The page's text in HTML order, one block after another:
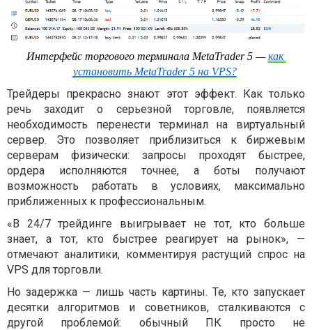
Интерфейс торгового терминала MetaTrader 5 — как
установить MetaTrader 5 на VPS?
Трейдеры прекрасно знают этот эффект. Как только
речь заходит о серьезной торговле, появляется
необходимость перенести терминал на виртуальный
сервер. Это позволяет приблизиться к биржевым
серверам физически: запросы проходят быстрее,
ордера исполняются точнее, а боты получают
возможность работать в условиях, максимально
приближенных к профессиональным.
«В 24/7 трейдинге выигрывает не тот, кто больше
знает, а тот, кто быстрее реагирует на рынок», —
отмечают аналитики, комментируя растущий спрос на
VPS для торговли.
Но задержка — лишь часть картины. Те, кто запускает
десятки алгоритмов и советников, сталкиваются с
другой проблемой: обычный ПК просто не